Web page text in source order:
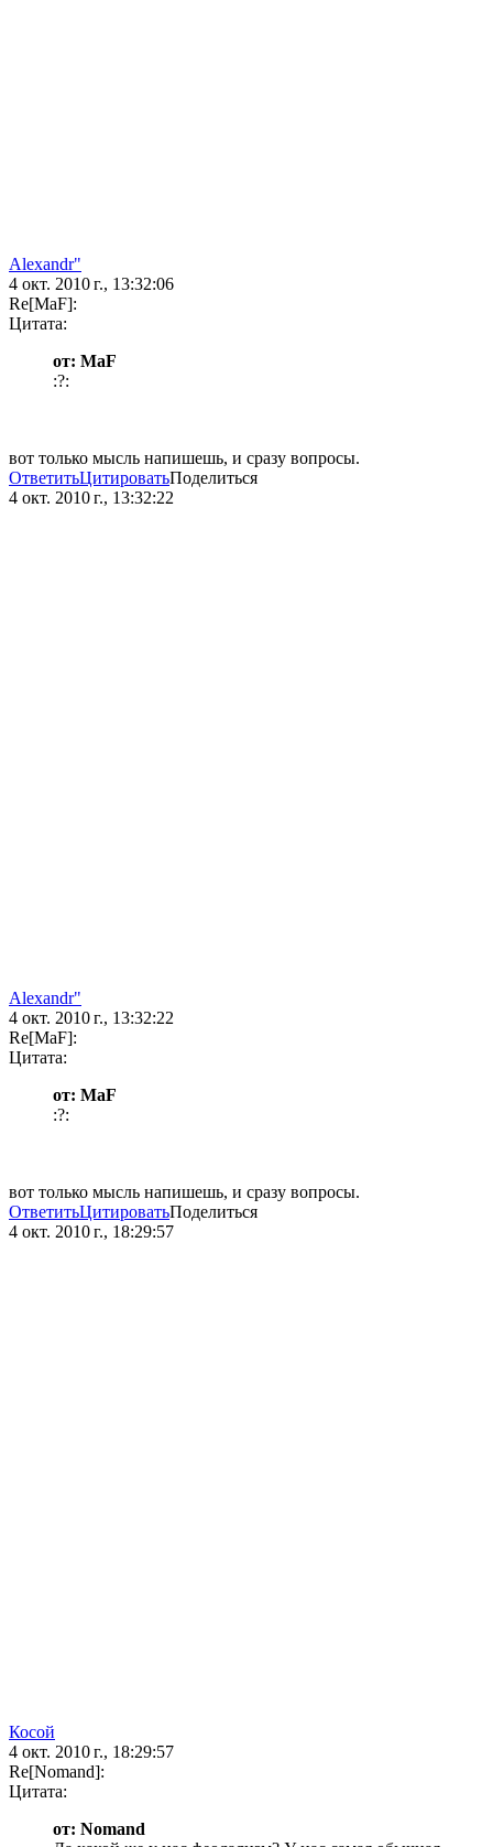
Alexandr"
4 окт. 2010 г., 13:32:06
Re[MaF]:
Цитата:
от: MaF
:?:
вот только мысль напишешь, и сразу вопросы.
ОтветитьЦитироватьПоделиться
4 окт. 2010 г., 13:32:22
Alexandr"
4 окт. 2010 г., 13:32:22
Re[MaF]:
Цитата:
от: MaF
:?:
вот только мысль напишешь, и сразу вопросы.
ОтветитьЦитироватьПоделиться
4 окт. 2010 г., 18:29:57
Косой
4 окт. 2010 г., 18:29:57
Re[Nomand]:
Цитата:
от: Nomand